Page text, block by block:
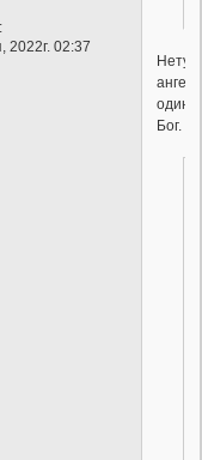
2022г. 02:37
Нету
один
Бог.